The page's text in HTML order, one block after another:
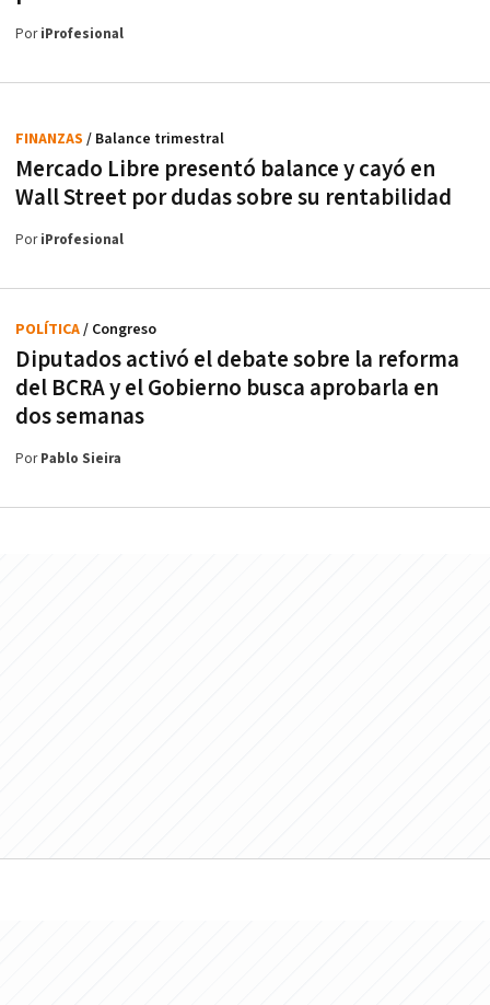
PoriProfesional
Mercado Libre presentó balance y cayó en
Wall Street por dudas sobre su rentabilidad
FINANZAS / Balance trimestral
PoriProfesional
Diputados activó el debate sobre la reforma
del BCRA y el Gobierno busca aprobarla en
dos semanas
POLÍTICA/ Congreso
PorPablo Sieira